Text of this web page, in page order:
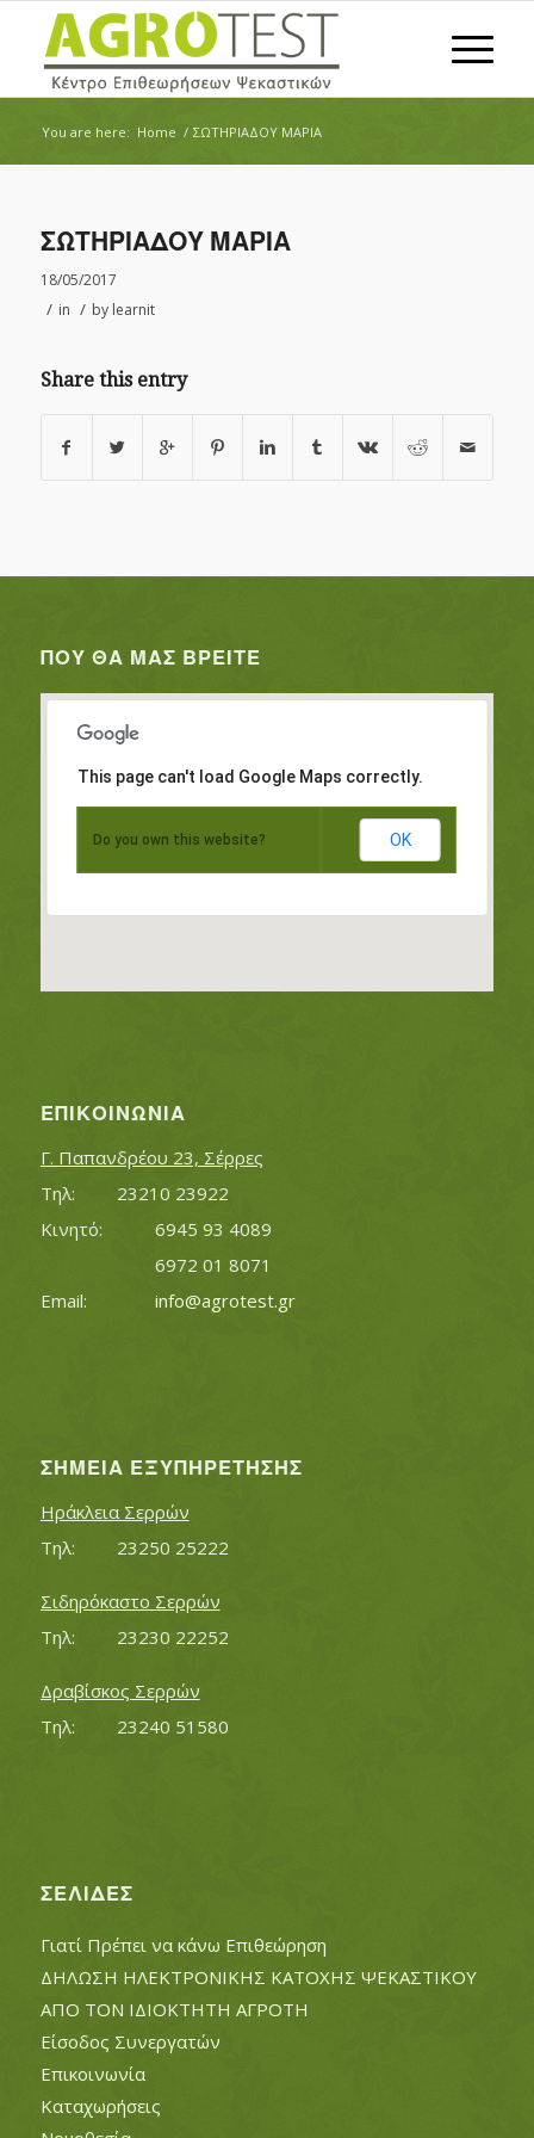
You are here: Home / ΣΩΤΗΡΙΑΔΟΥ ΜΑΡΙΑ
ΣΩΤΗΡΙΑΔΟΥ ΜΑΡΙΑ
18/05/2017
/ in / by learnit
Share this entry
ΠΟΥ ΘΑ ΜΑΣ ΒΡΕΊΤΕ
This page can't load Google Maps correctly.
Do you own this website? OK
ΕΠΙΚΟΙΝΩΝΊΑ
Γ. Παπανδρέου 23, Σέρρες
Τηλ:		23210 23922
Κινητό:		6945 93 4089
			6972 01 8071
info@agrotest.gr
ΣΗΜΕΊΑ ΕΞΥΠΗΡΈΤΗΣΗΣ
Ηράκλεια Σερρών
Τηλ:		23250 25222
Σιδηρόκαστο Σερρών
Τηλ:		23230 22252
Δραβίσκος Σερρών
Τηλ:		23240 51580
ΣΕΛΊΔΕΣ
Γιατί Πρέπει να κάνω Επιθεώρηση
ΔΗΛΩΣΗ ΗΛΕΚΤΡΟΝΙΚΗΣ ΚΑΤΟΧΗΣ ΨΕΚΑΣΤΙΚΟΥ
ΑΠΟ ΤΟΝ ΙΔΙΟΚΤΗΤΗ ΑΓΡΟΤΗ
Είσοδος Συνεργατών
Επικοινωνία
Καταχωρήσεις